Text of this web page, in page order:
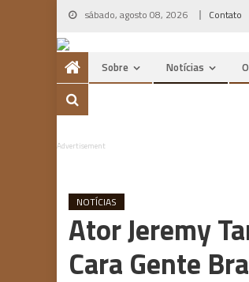
Skip
content
sábado, agosto 08, 2026 Contato
Sobre Notícias
Advertisement
NOTÍCIAS
Ator Jeremy
Cara Gente